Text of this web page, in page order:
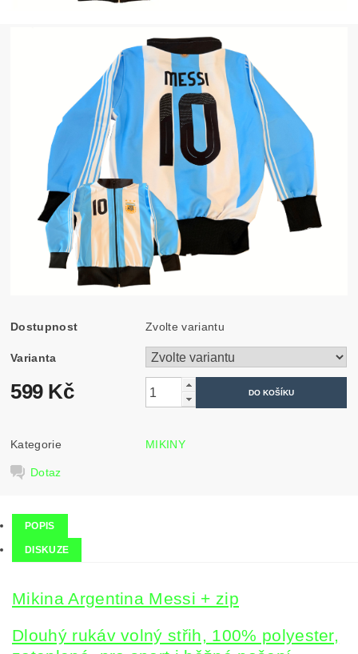
Dostupnost Zvolte variantu
Varianta
599 Kč
Kategorie MIKINY
Dotaz
POPIS
DISKUZE
Mikina Argentina Messi + zip
Dlouhý rukáv volný střih, 100% polyester,